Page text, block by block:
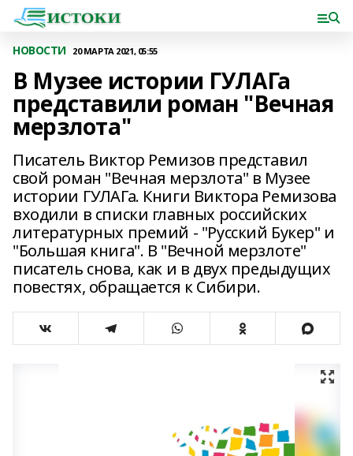
НОВОСТИ 20 МАРТА 2021, 05:55
В Музее истории ГУЛАГа
представили роман "Вечная
мерзлота"
Писатель Виктор Ремизов представил
свой роман "Вечная мерзлота" в Музее
истории ГУЛАГа. Книги Виктора Ремизова
входили в списки главных российских
литературных премий - "Русский Букер" и
"Большая книга". В "Вечной мерзлоте"
писатель снова, как и в двух предыдущих
повестях, обращается к Сибири.